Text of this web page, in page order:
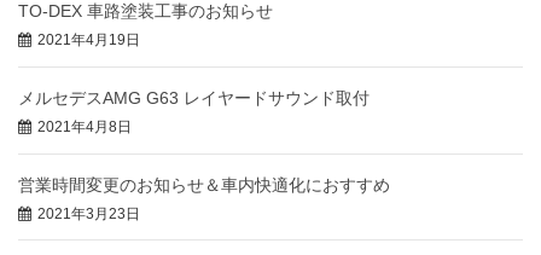
TO-DEX 車路塗装工事のお知らせ
2021年4月19日
メルセデスAMG G63 レイヤードサウンド取付
2021年4月8日
営業時間変更のお知らせ＆車内快適化におすすめ
2021年3月23日